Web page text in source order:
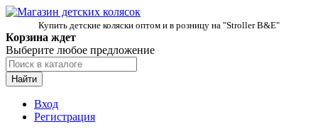
Купить детские коляски оптом и в розницу на "Stroller B&E"
Корзина ждет
Выберите любое предложение
Найти
Вход
Регистрация